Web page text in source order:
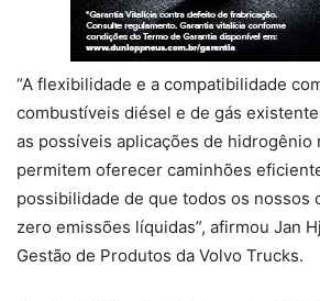
“A flexibilidade e a compatibilidade
combustíveis diésel e de gás
as possíveis aplicações de hidrogênio
permitem oferecer caminhões
possibilidade de que todos os nossos
zero emissões líquidas”, afirmou Jan
Gestão de Produtos da Volvo Trucks.